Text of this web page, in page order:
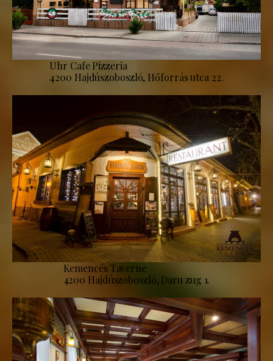
Uhr Cafe Pizzeria
4200 Hajdúszoboszló, Hőforrás utca 22.
Kemencés Taverne
4200 Hajdúszoboszló, Daru zug 1.